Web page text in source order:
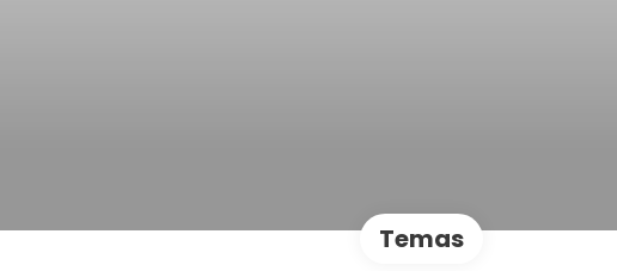
Temas